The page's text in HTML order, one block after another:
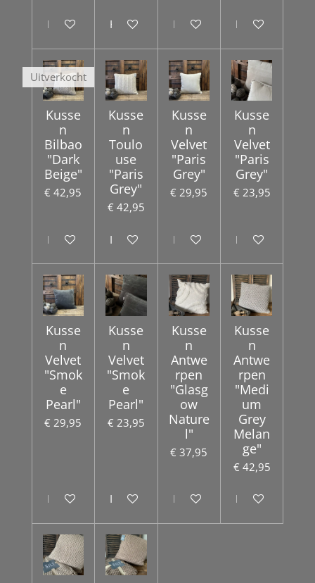
In winkelwagenHoud mij op de hoogte
In winkelwagenHoud mij op de
Uitverkocht
Kusse
n
Bilbao
"Dark
Beige"
€ 42,95
Houd mij op de hoogte
Kusse
n
Toulo
use
"Paris
Grey"
€ 42,95
In winkelwagen
Kusse
n
Velvet
"Paris
Grey"
€ 29,95
In winkelwagen
Kusse
n
Velvet
"Paris
Grey"
€ 23,95
In winkelwagen
Kusse
n
Velvet
"Smok
e
Pearl"
€ 29,95
In winkelwagen
Kusse
n
Velvet
"Smok
e
Pearl"
€ 23,95
In winkelwagen
Kusse
n
Antwe
rpen
"Glasg
ow
Nature
l"
€ 37,95
In winkelwagen
Kusse
n
Antwe
rpen
"Medi
um
Grey
Melan
ge"
€ 42,95
In winkelwagen